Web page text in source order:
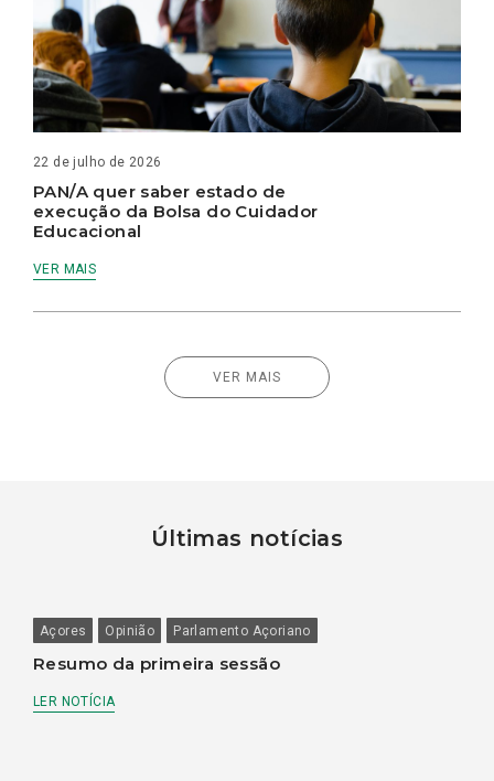
22 de julho de 2026
PAN/A quer saber estado de
execução da Bolsa do Cuidador
Educacional
VER MAIS
VER MAIS
Últimas notícias
Açores Opinião Parlamento Açoriano
Resumo da primeira sessão
LER NOTÍCIA